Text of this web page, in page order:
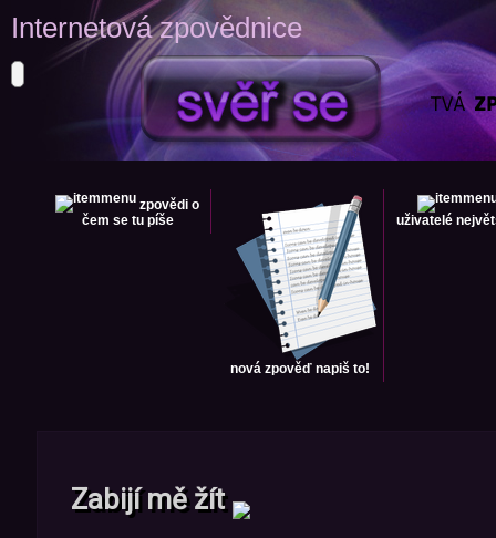
Internetová zpovědnice
zpovědi o
čem se tu píše
nová zpověď napiš to!
uživatelé
Zabijí mě žít